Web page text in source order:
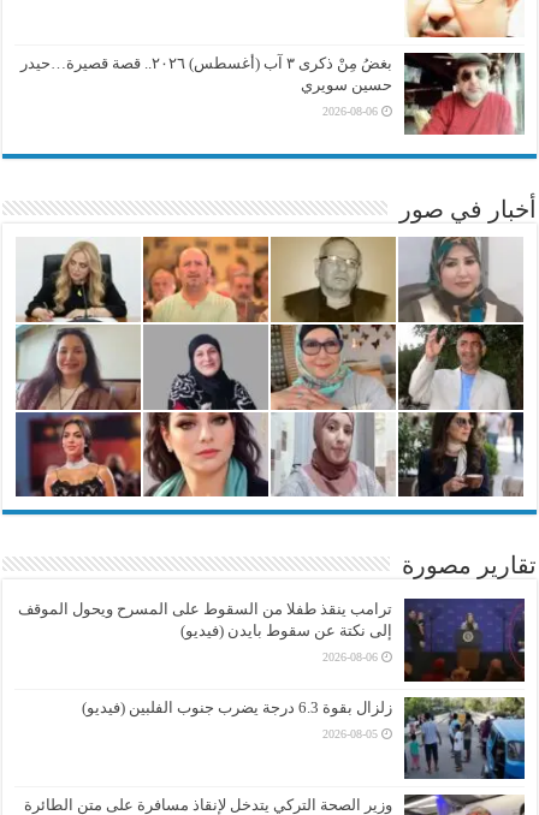
بغضُ مِنْ ذكرى ٣ آب (أغسطس) ٢٠٢٦.. قصة قصيرة…حيدر
حسين سويري
2026-08-06
أخبار في صور
تقارير مصورة
ترامب ينقذ طفلا من السقوط على المسرح ويحول الموقف
إلى نكتة عن سقوط بايدن (فيديو)
2026-08-06
زلزال بقوة 6.3 درجة يضرب جنوب الفلبين (فيديو)
2026-08-05
وزير الصحة التركي يتدخل لإنقاذ مسافرة على متن الطائرة